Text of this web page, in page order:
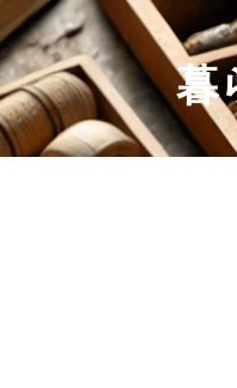
暮